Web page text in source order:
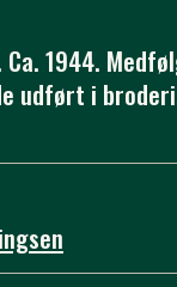
1944.
udført i